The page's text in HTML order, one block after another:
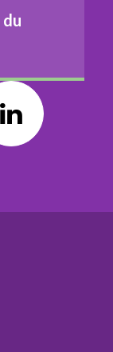
du